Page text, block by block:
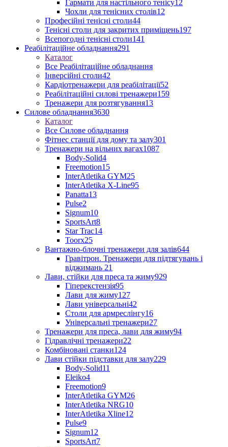
Гармати для настільного тенісу12
Чохли для тенісних столів12
Професійні тенісні столи44
Тенісні столи для закритих приміщень197
Всепогодні тенісні столи141
Реабілітаційне обладнання291
Каталог
Все Реабілітаційне обладнання
Інверсійні столи42
Кардіотренажери для реабілітації52
Реабілітаційні силові тренажери159
Тренажери для розтягування13
Силове обладнання3630
Каталог
Все Силове обладнання
Фітнес станції для дому та залу301
Тренажери на вільних вагах1087
Body-Solid4
Freemotion15
InterAtletika GYM25
InterAtletika X-Line95
Panatta13
Pulse2
Signum10
SportsArt8
Star Trac14
Toorx25
Вантажно-блочні тренажери для залів644
Гравітрон. Тренажери для підтягувань і
віджимань 21
Лави, стійки для преса та жиму929
Гіперекстензія95
Лави для жиму127
Лави універсальні42
Столи для армреслінгу16
Універсальні тренажери27
Тренажери для преса, лави для жиму94
Гідравлічні тренажери22
Комбіновані станки124
Лави стійки підставки для залу229
Body-Solid11
Eleiko4
Freemotion9
InterAtletika GYM26
InterAtletika NRG10
InterAtletika Xline12
Pulse9
Signum12
SportsArt7